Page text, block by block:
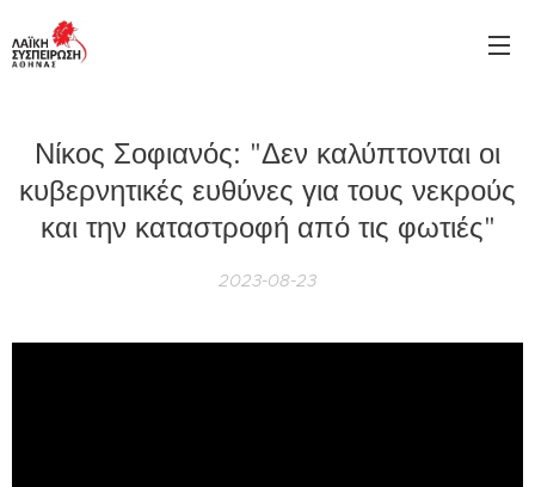
Νίκος Σοφιανός: "Δεν καλύπτονται οι
κυβερνητικές ευθύνες για τους νεκρούς
και την καταστροφή από τις φωτιές"
2023-08-23